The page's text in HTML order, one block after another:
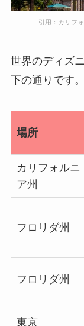
引用：カリフ
世界のディズ
下の通りです。
場所
カリフォルニ
ア州
フロリダ州
フロリダ州
東京